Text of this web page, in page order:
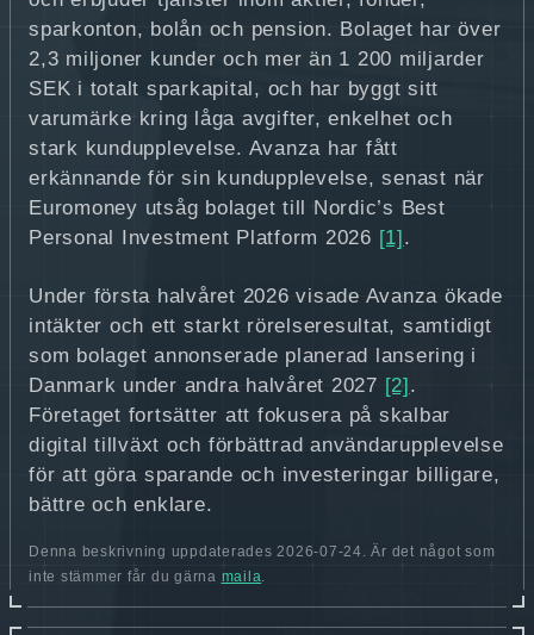
sparkonton, bolån och pension. Bolaget har över
2,3 miljoner kunder och mer än 1 200 miljarder
SEK i totalt sparkapital, och har byggt sitt
varumärke kring låga avgifter, enkelhet och
stark kundupplevelse. Avanza har fått
erkännande för sin kundupplevelse, senast när
Euromoney utsåg bolaget till Nordic’s Best
Personal Investment Platform 2026 [1] .
Under första halvåret 2026 visade Avanza ökade
intäkter och ett starkt rörelseresultat, samtidigt
som bolaget annonserade planerad lansering i
Danmark under andra halvåret 2027 [2] .
Företaget fortsätter att fokusera på skalbar
digital tillväxt och förbättrad användarupplevelse
för att göra sparande och investeringar billigare,
bättre och enklare.
Denna beskrivning uppdaterades 2026-07-24. Är det något som
inte stämmer får du gärna maila.